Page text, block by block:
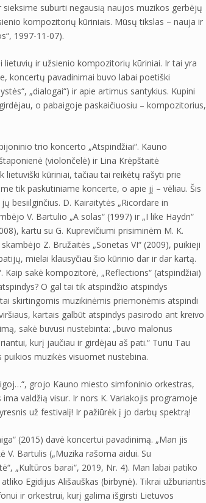
suburti negausią naujos muzikos gerbėjų
kompozitorių kūriniais. Mūsų tikslas – nauja ir
1997-11-07).
ir užsienio kompozitorių kūriniai. Ir tai yra
koncertų pavadinimai buvo labai poetiški
„dialogai“) ir apie artimus santykius. Kupini
o pabaigoje paskaičiuosiu – kompozitorius,
trio koncerto „Atspindžiai“. Kauno
(violončelė) ir Lina Krėpštaitė
kūriniai, tačiau tai reikėtų rašyti prie
tik paskutiniame koncerte, o apie jį – vėliau. Šis
besiilginčius. D. Kairaitytės „Ricordare in
V. Bartulio „A solas“ (1997) ir „I like Haydn“
kartu su G. Kuprevičiumi prisiminėm M. K.
Z. Bružaitės „Sonetas VI“ (2009), puikieji
mielai klausyčiau šio kūrinio dar ir dar kartą.
sakė kompozitorė, „Reflections“ (atspindžiai)
O gal tai tik atspindžio atspindys
skirtingomis muzikinėmis priemonėmis atspindi
kartais galbūt atspindys pasirodo ant kreivo
sakė buvusi nustebinta: „buvo malonus
kurį jaučiau ir girdėjau aš pati.“ Turiu Tau
muzikės visuomet nustebina.
grojo Kauno miesto simfoninio orkestras,
valdžią visur. Ir nors K. Variakojis programoje
už festivalį! Ir pažiūrėk į jo darbų spektrą!
(2015) davė koncertui pavadinimą. „Man jis
V. Bartulis („Muzika rašoma aidui. Su
„Kultūros barai“, 2019, Nr. 4). Man labai patiko
Egidijus Ališauškas (birbynė). Tikrai užburiantis
ir orkestrui, kurį galima išgirsti Lietuvos